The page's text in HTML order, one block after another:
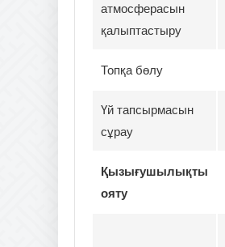
атмосферасын
қалыптастыру
Топқа бөлу
Үй тапсырмасын
сұрау
Қызығушылықты
ояту